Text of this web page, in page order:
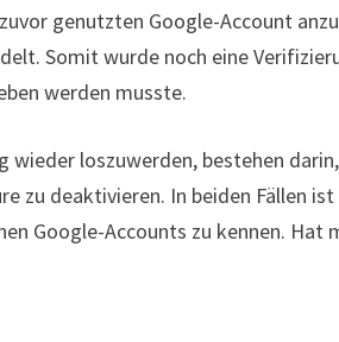
genutzten Google-Account
Somit wurde noch eine
werden musste.
wieder loszuwerden, bestehen
zu deaktivieren. In beiden Fällen
Google-Accounts zu kennen. Hat